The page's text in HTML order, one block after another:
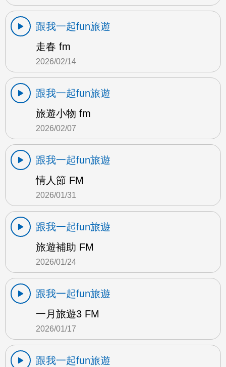
跟我一起fun旅遊
走春 fm
2026/02/14
跟我一起fun旅遊
旅遊小物 fm
2026/02/07
跟我一起fun旅遊
情人節 FM
2026/01/31
跟我一起fun旅遊
旅遊補助 FM
2026/01/24
跟我一起fun旅遊
一月旅遊3 FM
2026/01/17
跟我一起fun旅遊